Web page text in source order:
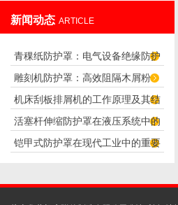
新闻动态 ARTICLE
青稞纸防护罩：电气设备绝缘防护
专用方案
雕刻机防护罩：高效阻隔木屑粉
尘，守护设备精度与安全
机床刮板排屑机的工作原理及其结
构分析
活塞杆伸缩防护罩在液压系统中的
应用
铠甲式防护罩在现代工业中的重要